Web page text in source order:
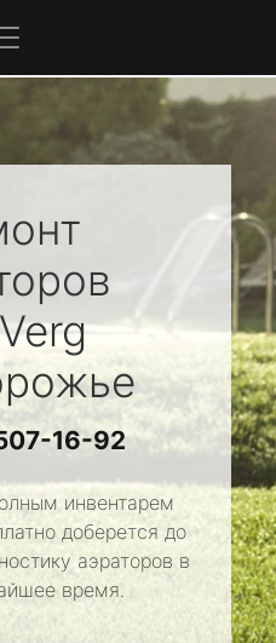
16-92
инвентарем
доберется до
аэраторов в
время.